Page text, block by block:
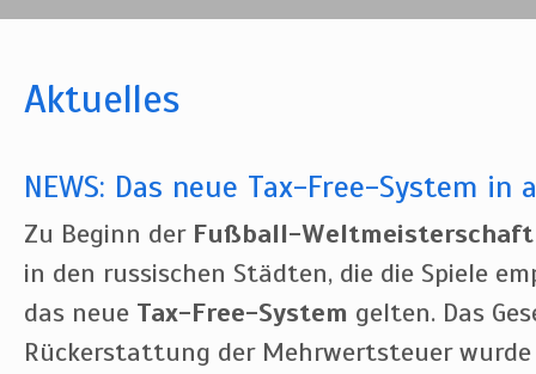
Aktuelles
NEWS: Das neue Tax-Free-System
Zu Beginn der Fußball-
in den russischen Städten, die die Spiele
das neue Tax-Free-System gelten. Das
Rückerstattung der Mehrwertsteuer wurde